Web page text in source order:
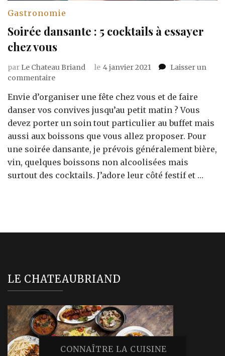
Gastronomie
Soirée dansante : 5 cocktails à essayer
chez vous
par Le Chateau Briand le 4 janvier 2021
Laisser un
commentairesur
dansante
:
5
à
essayer
chez
vous
Envie d’organiser une fête chez vous et de faire
danser vos convives jusqu’au petit matin ? Vous
devez porter un soin tout particulier au buffet mais
aussi aux boissons que vous allez proposer. Pour
une soirée dansante, je prévois généralement bière,
vin, quelques boissons non alcoolisées mais
surtout des cocktails. J’adore leur côté festif et …
LE CHATEAUBRIAND
CONNAÎTRE LA CUISINE